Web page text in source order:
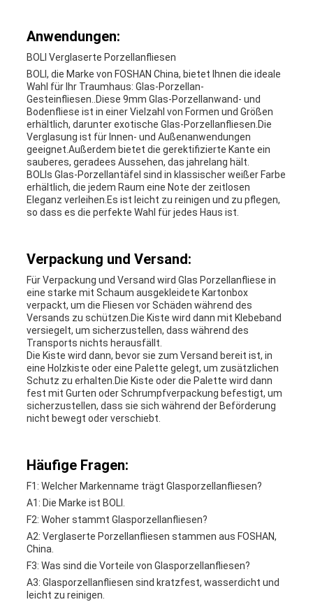
Anwendungen:
BOLI Verglaserte Porzellanfliesen
BOLI, die Marke von FOSHAN China, bietet Ihnen die ideale
Wahl für Ihr Traumhaus: Glas-Porzellan-
Gesteinfliesen..Diese 9mm Glas-Porzellanwand- und
Bodenfliese ist in einer Vielzahl von Formen und Größen
erhältlich, darunter exotische Glas-Porzellanfliesen.Die
Verglasung ist für Innen- und Außenanwendungen
geeignet.Außerdem bietet die gerektifizierte Kante ein
sauberes, geradees Aussehen, das jahrelang hält.
BOLIs Glas-Porzellantäfel sind in klassischer weißer Farbe
erhältlich, die jedem Raum eine Note der zeitlosen
Eleganz verleihen.Es ist leicht zu reinigen und zu pflegen,
so dass es die perfekte Wahl für jedes Haus ist.
Verpackung und Versand:
Für Verpackung und Versand wird Glas Porzellanfliese in
eine starke mit Schaum ausgekleidete Kartonbox
verpackt, um die Fliesen vor Schäden während des
Versands zu schützen.Die Kiste wird dann mit Klebeband
versiegelt, um sicherzustellen, dass während des
Transports nichts herausfällt.
Die Kiste wird dann, bevor sie zum Versand bereit ist, in
eine Holzkiste oder eine Palette gelegt, um zusätzlichen
Schutz zu erhalten.Die Kiste oder die Palette wird dann
fest mit Gurten oder Schrumpfverpackung befestigt, um
sicherzustellen, dass sie sich während der Beförderung
nicht bewegt oder verschiebt.
Häufige Fragen:
F1: Welcher Markenname trägt Glasporzellanfliesen?
A1: Die Marke ist BOLI.
F2: Woher stammt Glasporzellanfliesen?
A2: Verglaserte Porzellanfliesen stammen aus FOSHAN,
China.
F3: Was sind die Vorteile von Glasporzellanfliesen?
A3: Glasporzellanfliesen sind kratzfest, wasserdicht und
leicht zu reinigen.